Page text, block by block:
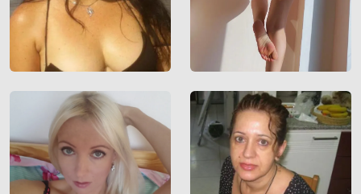
Ihre eventuellen minderjährigen Kinder nicht
bestimmt.
, der Betreiber dieser Website, verfügt über
Nutzer dieser Website zu kontrollieren. ist
auch nicht in der Lage, Nutzer dieser Website
auf eine strafrechtliche Vergangenheit zu
prüfen. Sie müssen daher selbst die nötige
Sorgfalt walten lassen bei der Beurteilung, ob